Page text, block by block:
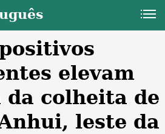
elevam
da colheita de
leste da